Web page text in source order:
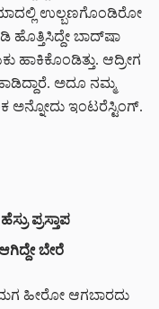
ಉಲ್ಬಣಗೊಂಡಿರೋ
ಬಾದ್‌ಷಾ
ಹಾಕಿಕೊಂಡಿತ್ತು. ಆದ್ರೀಗ
ಅದೂ ನಮ್ಮ
ಅನ್ನೋದು ಇಂಟರೆಸ್ಟಿಂಗ್.
ಪ್ರಸ್ತಾಪ
ಬೇರೆ
ಮಗ ಹೀರೋ ಆಗಬಾರದು